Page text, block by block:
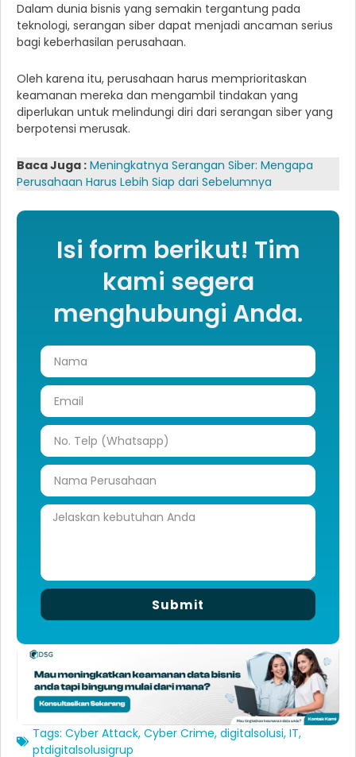
Dalam dunia bisnis yang semakin tergantung pada
teknologi, serangan siber dapat menjadi ancaman serius
bagi keberhasilan perusahaan.
Oleh karena itu, perusahaan harus memprioritaskan
keamanan mereka dan mengambil tindakan yang
diperlukan untuk melindungi diri dari serangan siber yang
berpotensi merusak.
Baca Juga : Meningkatnya Serangan Siber: Mengapa
Perusahaan Harus Lebih Siap dari Sebelumnya
Isi form berikut! Tim
kami segera
menghubungi Anda.
Submit
Tags: Cyber Attack, Cyber Crime, digitalsolusi, IT,
ptdigitalsolusigrup